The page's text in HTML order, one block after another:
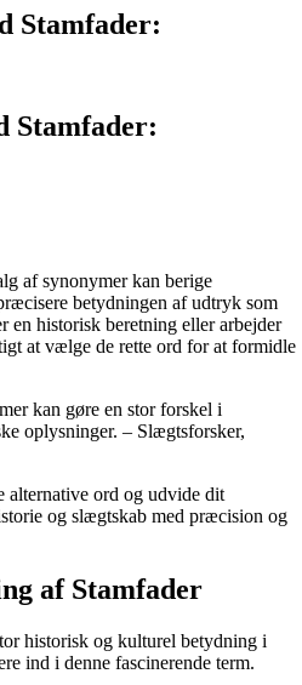
Stamfader:
Stamfader:
af synonymer kan berige
betydningen af udtryk som
en historisk beretning eller arbejder
at vælge de rette ord for at formidle
kan gøre en stor forskel i
oplysninger. – Slægtsforsker,
alternative ord og udvide dit
og slægtskab med præcision og
af Stamfader
historisk og kulturel betydning i
ind i denne fascinerende term.